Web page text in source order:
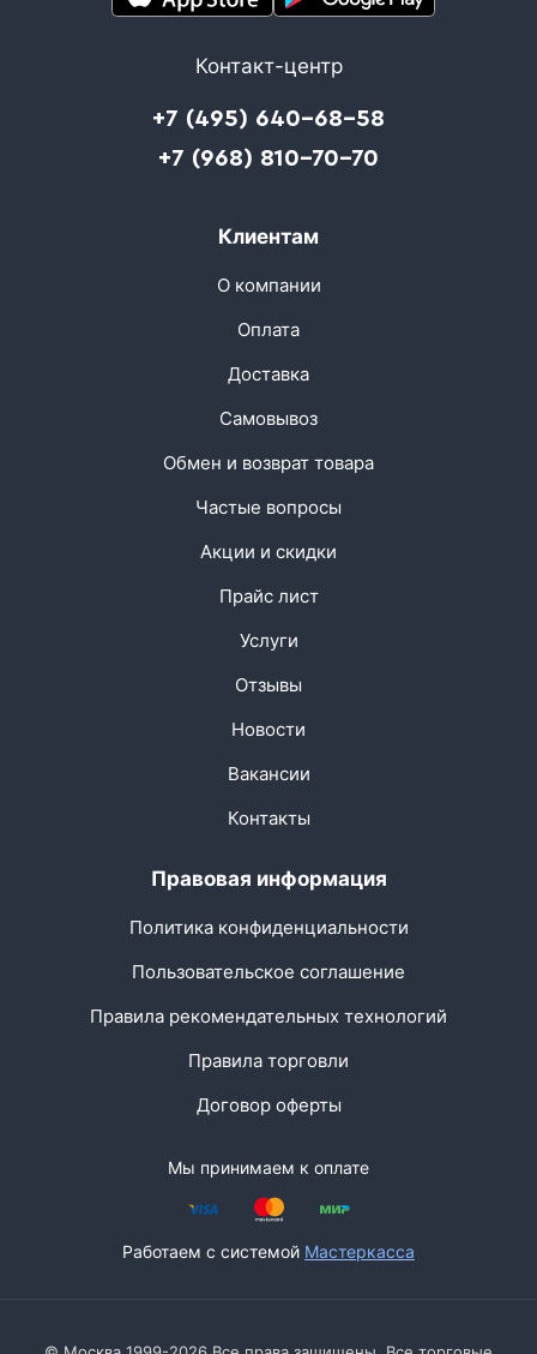
Контакт-центр
+7 (495) 640-68-58
+7 (968) 810-70-70
Клиентам
О компании
Оплата
Доставка
Самовывоз
Обмен и возврат товара
Частые вопросы
Акции и скидки
Прайс лист
Услуги
Отзывы
Новости
Вакансии
Контакты
Правовая информация
Политика конфиденциальности
Пользовательское соглашение
Правила рекомендательных технологий
Правила торговли
Договор оферты
Мы принимаем к оплате
Работаем с системой Мастеркасса